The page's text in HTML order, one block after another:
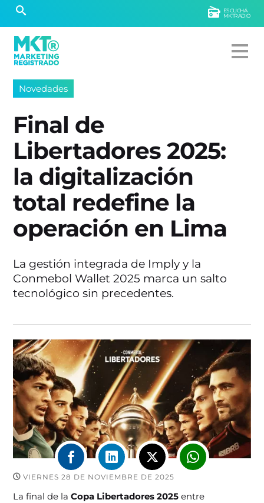
ESCUCHÁ
MKTRADIO
Novedades
Final de
Libertadores 2025:
la digitalización
total redefine la
operación en Lima
La gestión integrada de Imply y la
Conmebol Wallet 2025 marca un salto
tecnológico sin precedentes.
VIERNES 28 DE NOVIEMBRE DE 2025
La final de laCopa Libertadores 2025 entre